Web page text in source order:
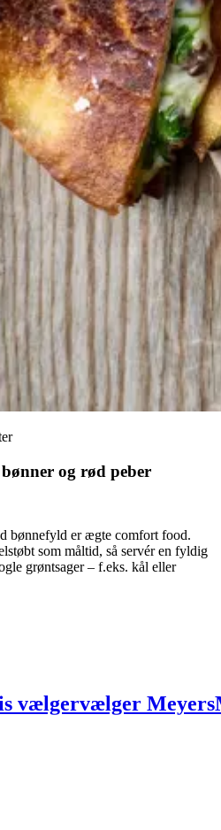
og rød peber
bønnefyld er ægte comfort food.
som måltid, så servér en fyldig
grøntsager – f.eks. kål eller
vælgervælger Meyers